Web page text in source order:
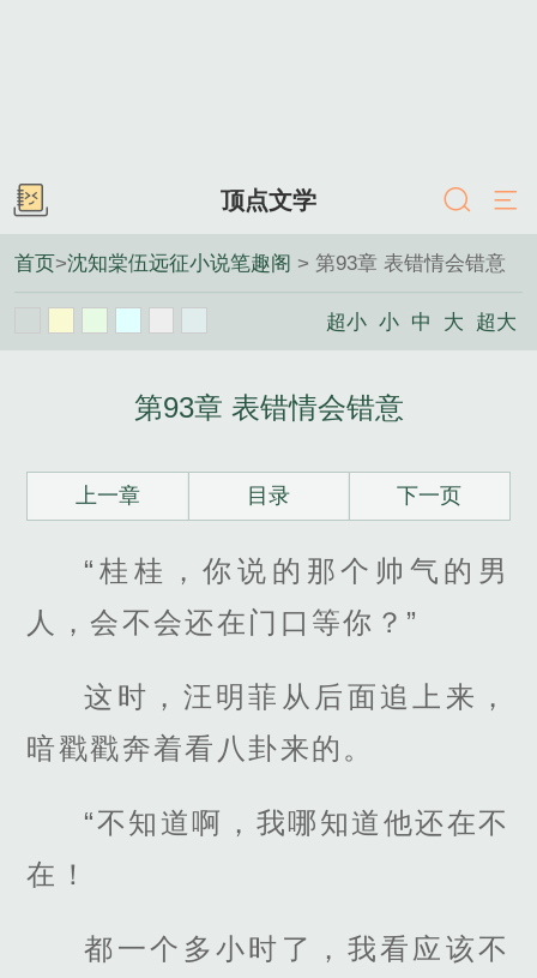
顶点文学
首页>沈知棠伍远征小说笔趣阁 > 第93章 表错情会错意
超小 小 中 大 超大
第93章 表错情会错意
上一章 目录 下一页
“桂桂，你说的那个帅气的男
人，会不会还在门口等你？”
这时，汪明菲从后面追上来，
暗戳戳奔着看八卦来的。
“不知道啊，我哪知道他还在不
在！
都一个多小时了，我看应该不